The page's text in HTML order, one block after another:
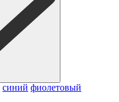
синий фиолетовый